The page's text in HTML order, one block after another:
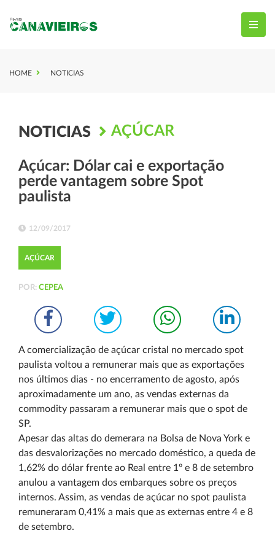
HOME NOTICIAS
NOTICIAS AÇÚCAR
Açúcar: Dólar cai e exportação
perde vantagem sobre Spot
paulista
12/09/2017
AÇÚCAR
POR: CEPEA
A comercialização de açúcar cristal no mercado spot
paulista voltou a remunerar mais que as exportações
nos últimos dias - no encerramento de agosto, após
aproximadamente um ano, as vendas externas da
commodity passaram a remunerar mais que o spot de
SP.
Apesar das altas do demerara na Bolsa de Nova York e
das desvalorizações no mercado doméstico, a queda de
1,62% do dólar frente ao Real entre 1º e 8 de setembro
anulou a vantagem dos embarques sobre os preços
internos. Assim, as vendas de açúcar no spot paulista
remuneraram 0,41% a mais que as externas entre 4 e 8
de setembro.